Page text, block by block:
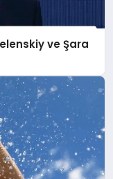
ve Şara